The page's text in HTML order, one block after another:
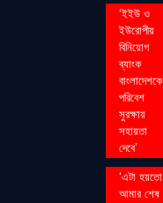
‘ইইউ ও
ইউরোপীয়
বিনিয়োগ
ব্যাংক
বাংলাদেশকে
পরিবেশ
সুরক্ষায়
সহায়তা
দেবে’
‘এটা হয়তো
আমার শেষ